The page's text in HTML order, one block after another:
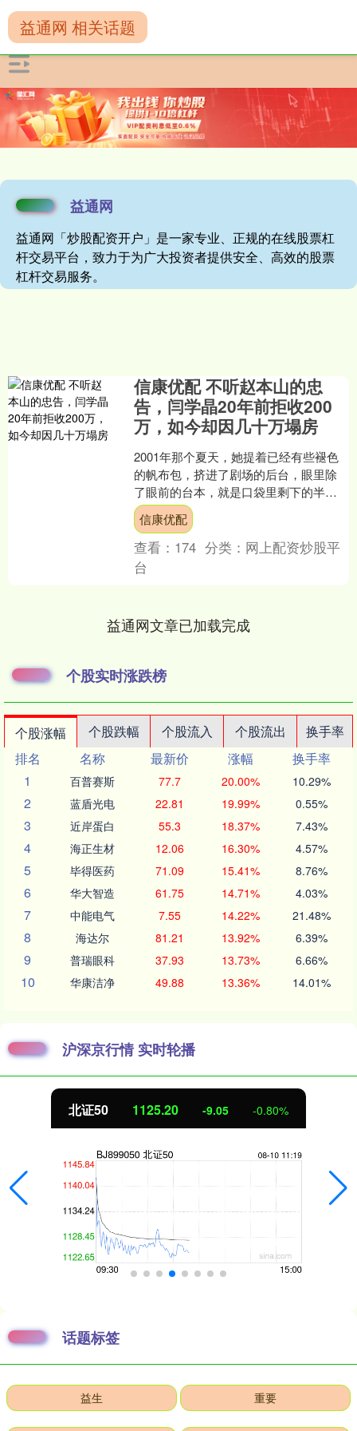
益通网
益通网「炒股配资开户」是一家专业、正规的在线股票杠
杆交易平台，致力于为广大投资者提供安全、高效的股票
杠杆交易服务。
益通网 相关话题
信康优配 不听赵本山的忠
告，闫学晶20年前拒收200
万，如今却因几十万塌房
2001年那个夏天，她提着已经有些褪色
的帆布包，挤进了剧场的后台，眼里除
了眼前的台本，就是口袋里剩下的半块
凉馒头。回想起几年前，她的人生里几
乎没有理想这两个字，....
信康优配
查看： 174 分类： 网上配资炒股平
台
益通网文章已加载完成
个股实时涨跌榜
个股涨幅 个股跌幅 个股流入 个股流出
换手率
排名
名称 最新价 涨幅
换手率
1
百普赛斯 77.7 20.00% 10.29%
2 蓝盾光电 22.81 19.99% 0.55%
3 近岸蛋白 55.3 18.37% 7.43%
4 海正生材 12.06 16.30% 4.57%
5 毕得医药 71.09 15.41% 8.76%
6 华大智造 61.75 14.71% 4.03%
7 中能电气 7.55 14.22% 21.48%
8 海达尔 81.21 13.92% 6.39%
9 普瑞眼科 37.93 13.73% 6.66%
10 华康洁净 49.88 13.36% 14.01%
沪深京行情 实时轮播
北证50 1125.24 -9.00 -0.79%
话题标签
益生 重要